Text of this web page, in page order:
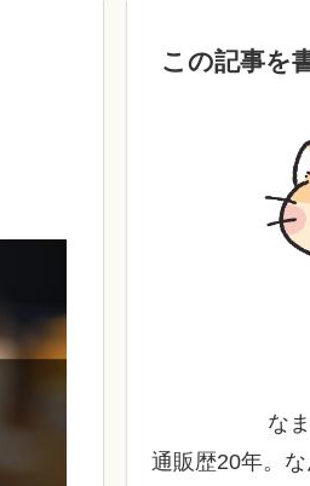
この記事を
な
通販歴20年。